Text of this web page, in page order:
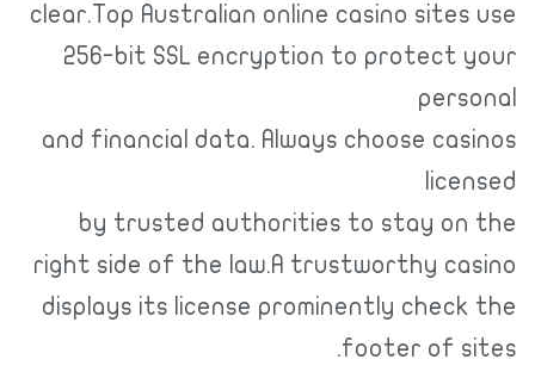
clear.Top Australian online casino
256-bit SSL encryption to
and financial data. Always choose
by trusted authorities to stay
right side of the law.A trustworthy
displays its license prominently
footer of